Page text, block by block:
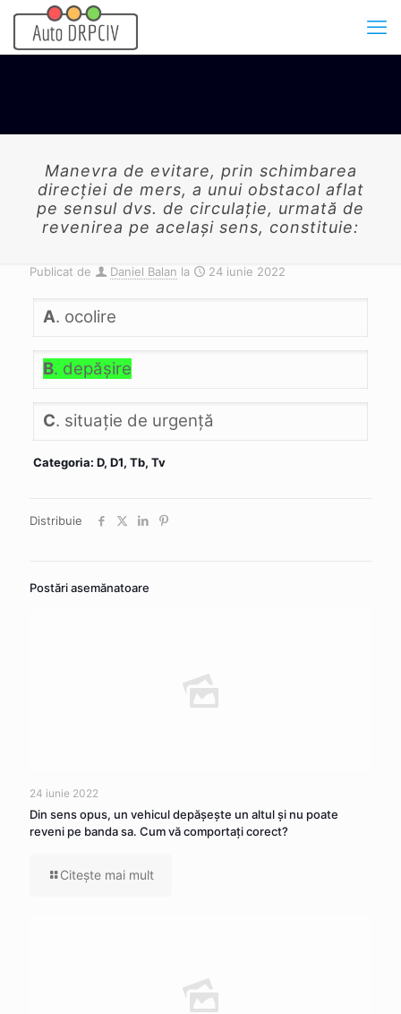
Manevra de evitare, prin schimbarea
direcţiei de mers, a unui obstacol aflat
pe sensul dvs. de circulaţie, urmată de
revenirea pe acelaşi sens, constituie:
Publicat de Daniel Balan la 24 iunie 2022
A. ocolire
B. depăşire
C. situaţie de urgenţă
Categoria: D, D1, Tb, Tv
Distribuie
Postări asemănatoare
24 iunie 2022
Din sens opus, un vehicul depăşeşte un altul şi nu poate
reveni pe banda sa. Cum vă comportaţi corect?
Citeşte mai mult